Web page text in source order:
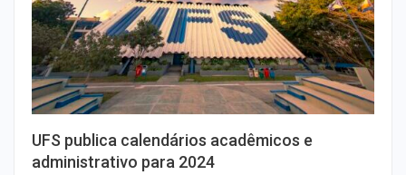
UFS publica calendários acadêmicos e
administrativo para 2024